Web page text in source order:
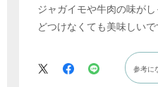
ジャガイモや牛肉の味が
どつけなくても美味しいで
参考に